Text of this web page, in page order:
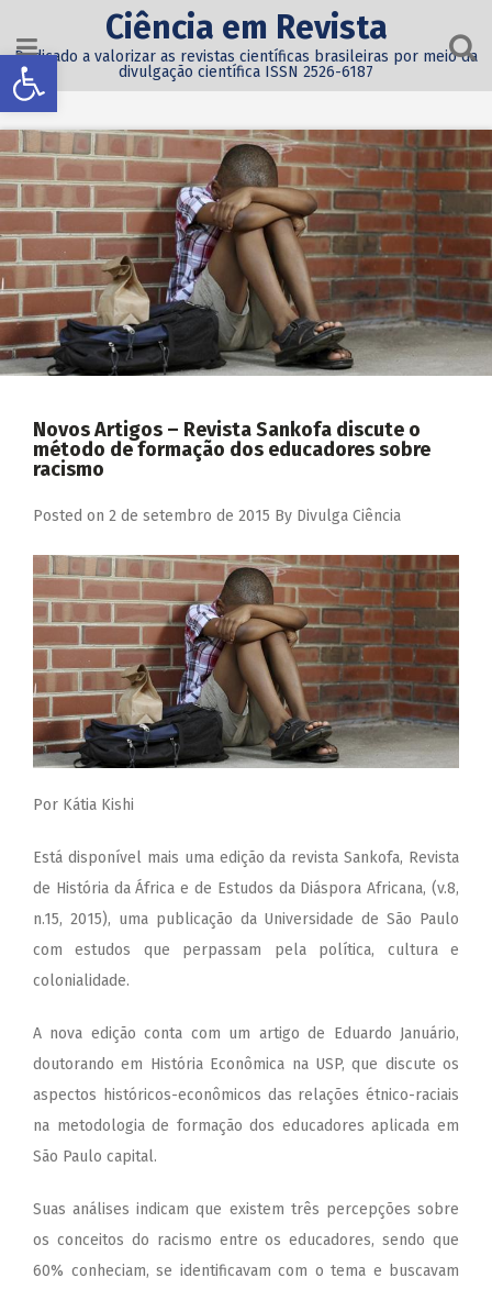
Abrir a barra de ferramentas
Ciência em Revista
Dedicado a valorizar as revistas científicas brasileiras por meio da
divulgação científica ISSN 2526-6187
Novos Artigos – Revista Sankofa discute o
método de formação dos educadores sobre
racismo
Posted on 2 de setembro de 2015 By Divulga Ciência
Por Kátia Kishi
Está disponível mais uma edição da revistaSankofa, Revista
de História da África e de Estudos da Diáspora Africana, (v.8,
n.15, 2015), uma publicação da Universidade de São Paulo
com estudos que perpassam pela política, cultura e
colonialidade.
A nova edição conta com um artigo de Eduardo Januário,
doutorando em História Econômica na USP, que discute os
aspectos históricos-econômicos das relações étnico-raciais
na metodologia de formação dos educadores aplicada em
São Paulo capital.
Suas análises indicam que existem três percepções sobre
os conceitos do racismo entre os educadores, sendo que
60% conheciam, se identificavam com o tema e buscavam